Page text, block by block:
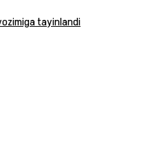
tayinlandi